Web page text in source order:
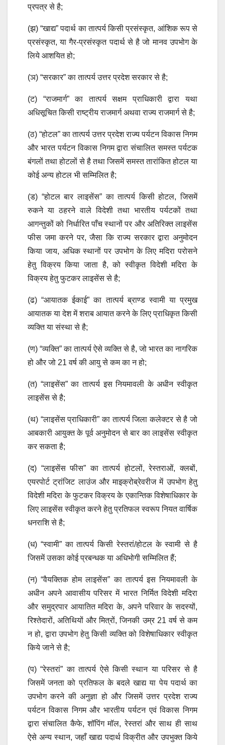
प्रपत्र से है;
(झ) “खाद्य” पदार्थ का तात्पर्य किसी प्रसंस्कृत, आंशिक रूप से
प्रसंस्कृत, या गैर-प्रसंस्कृत पदार्थ से है जो मानव उपभोग के
लिये आशयित हो;
(ञ) “सरकार” का तात्पर्य उत्तर प्रदेश सरकार से है;
(ट) “राजमार्ग” का तात्पर्य सक्षम प्राधिकारी द्वारा यथा
अधिसूचित किसी राष्ट्रीय राजमार्ग अथवा राज्य राजमार्ग से है;
(ठ) “होटल” का तात्पर्य उत्तर प्रदेश राज्य पर्यटन विकास निगम
और भारत पर्यटन विकास निगम द्वारा संचालित समस्त पर्यटक
बंगलों तथा होटलों से है तथा जिसमें समस्त तारांकित होटल या
कोई अन्य होटल भी सम्मिलित है;
(ड) “होटल बार लाइसेंस” का तात्पर्य किसी होटल, जिसमें
रुकने या ठहरने वाले विदेशी तथा भारतीय पर्यटकों तथा
आगन्तुकों को निर्धारित पाँच स्थानों पर और अतिरिक्त लाइसेंस
फीस जमा करने पर, जैसा कि राज्य सरकार द्वारा अनुमोदन
किया जाय, अधिक स्थानों पर उपभोग के लिए मदिरा परोसने
हेतु विक्रय किया जाता है, को स्वीकृत विदेशी मदिरा के
विक्रय हेतु फुटकर लाइसेंस से है;
(ढ) “आयातक ईकाई” का तात्पर्य ब्राण्ड स्वामी या प्रमुख
आयातक या देश में शराब आयात करने के लिए प्राधिकृत किसी
व्यक्ति या संस्था से है;
(ण) “व्यक्ति” का तात्पर्य ऐसे व्यक्ति से है, जो भारत का नागरिक
हो और जो 21 वर्ष की आयु से कम का न हो;
(त) “लाइसेंस” का तात्पर्य इस नियमावली के अधीन स्वीकृत
लाइसेंस से है;
(थ) “लाइसेंस प्राधिकारी” का तात्पर्य जिला कलेक्टर से है जो
आबकारी आयुक्त के पूर्व अनुमोदन से बार का लाइसेंस स्वीकृत
कर सकता है;
(द) “लाइसेंस फीस” का तात्पर्य होटलों, रेस्तराओं, क्लबों,
एयरपोर्ट ट्रांजिट लाउंज और माइक्रोब्रेवरीज में उपभोग हेतु
विदेशी मदिरा के फुटकर विक्रय के एकान्तिक विशेषाधिकार के
लिए लाइसेंस स्वीकृत करने हेतु प्रतिफल स्वरूप नियत वार्षिक
धनराशि से है;
(ध) “स्वामी” का तात्पर्य किसी रेस्तरां/होटल के स्वामी से है
जिसमें उसका कोई प्रबन्धक या अधिभोगी सम्मिलित हैं;
(न) “वैयक्तिक होम लाइसेंस” का तात्पर्य इस नियमावली के
अधीन अपने आवासीय परिसर में भारत निर्मित विदेशी मदिरा
और समुद्रपार आयातित मदिरा के, अपने परिवार के सदस्यों,
रिश्तेदारों, अतिथियों और मित्रों, जिनकी उम्र 21 वर्ष से कम
न हो, द्वारा उपभोग हेतु किसी व्यक्ति को विशेषाधिकार स्वीकृत
किये जाने से है;
(प) “रेस्तरां” का तात्पर्य ऐसे किसी स्थान या परिसर से है
जिसमें जनता को प्रतिफल के बदले खाद्य या पेय पदार्थ का
उपभोग करने की अनुज्ञा हो और जिसमें उत्तर प्रदेश राज्य
पर्यटन विकास निगम और भारतीय पर्यटन एवं विकास निगम
द्वारा संचालित कैफे, शॉपिंग मॉल, रेस्तरां और साथ ही साथ
ऐसे अन्य स्थान, जहाँ खाद्य पदार्थ विक्रीत और उपभुक्त किये